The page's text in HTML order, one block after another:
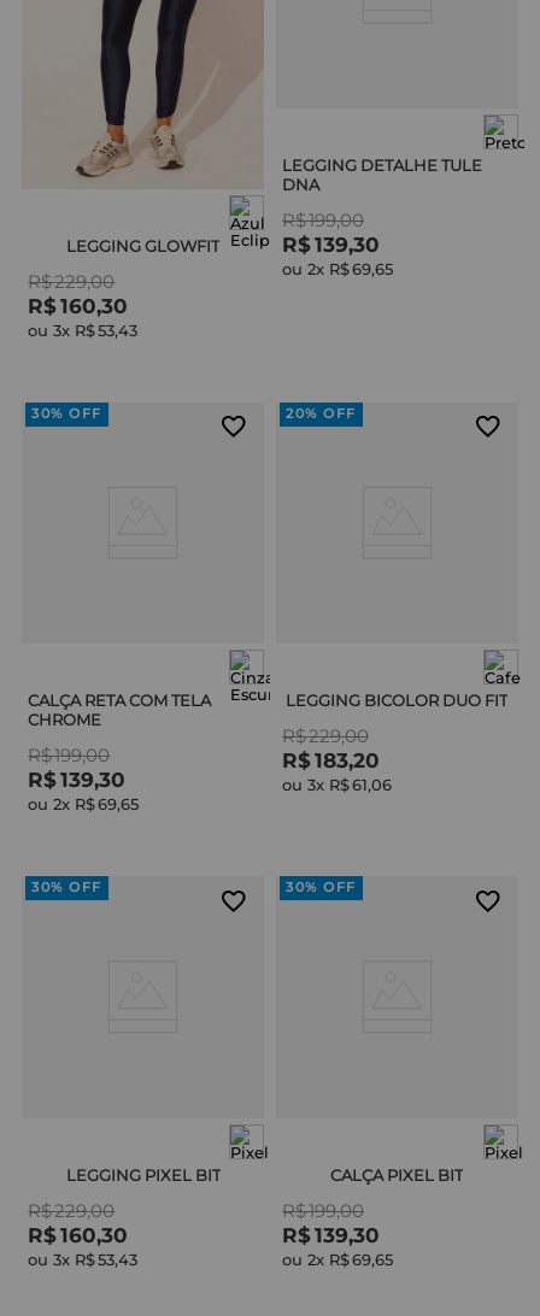
LEGGING GLOWFIT
R$229,00
R$160,30
ou 3x R$53,43
LEGGING DETALHE TULE
DNA
R$199,00
R$139,30
ou 2x R$69,65
30% OFF
CALÇA RETA COM TELA
CHROME
R$199,00
R$139,30
ou 2x R$69,65
20% OFF
LEGGING BICOLOR DUO FIT
R$229,00
R$183,20
ou 3x R$61,06
30% OFF
LEGGING PIXEL BIT
R$229,00
R$160,30
ou 3x R$53,43
30% OFF
CALÇA PIXEL BIT
R$199,00
R$139,30
ou 2x R$69,65